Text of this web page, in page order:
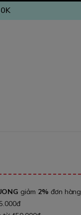
giảm 2% đơn hàng